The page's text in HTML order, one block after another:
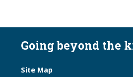
Going beyond the
Site Map